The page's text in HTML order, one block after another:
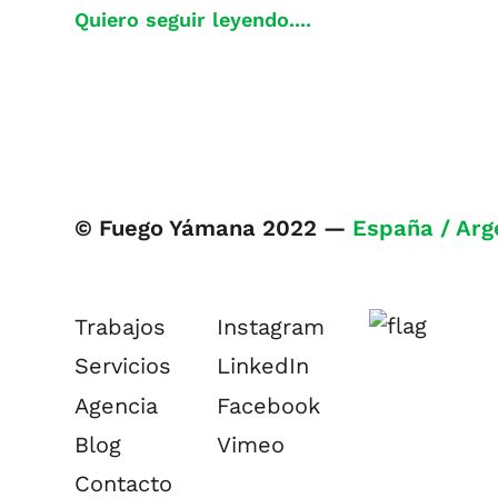
Quiero seguir leyendo....
© Fuego Yámana 2022 — España /
Trabajos
Servicios
Agencia
Blog
Contacto
Instagram
LinkedIn
Facebook
Vimeo